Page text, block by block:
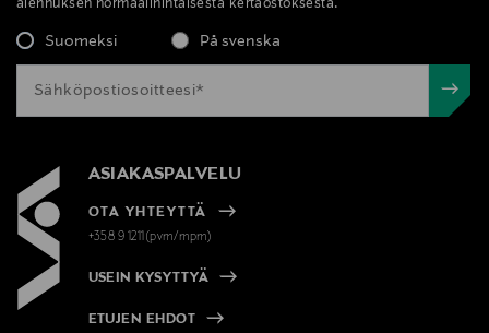
alennuksen normaalihintaisesta kertaostoksesta.
Suomeksi På svenska
ASIAKASPALVELU
OTA YHTEYTTÄ
+358 9 1211(pvm/mpm)
USEIN KYSYTTYÄ
ETUJEN EHDOT